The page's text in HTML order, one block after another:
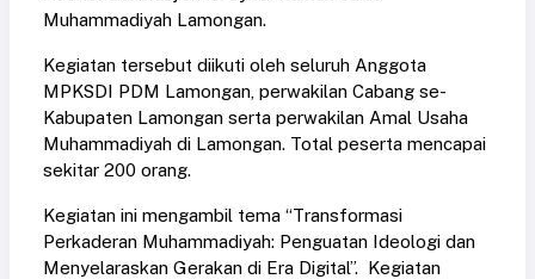
Muhammadiyah Lamongan.
Kegiatan tersebut diikuti oleh seluruh Anggota
MPKSDI PDM Lamongan, perwakilan Cabang se-
Kabupaten Lamongan serta perwakilan Amal Usaha
Muhammadiyah di Lamongan. Total peserta mencapai
sekitar 200 orang.
Kegiatan ini mengambil tema “Transformasi
Perkaderan Muhammadiyah: Penguatan Ideologi dan
Menyelaraskan Gerakan di Era Digital”. Kegiatan